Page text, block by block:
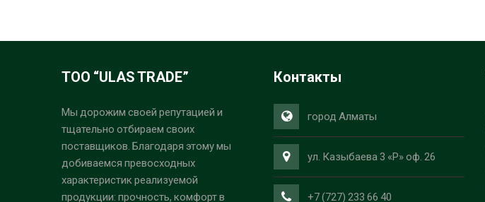
ТОО “ULAS TRADE”
Мы дорожим своей репутацией и
тщательно отбираем своих
поставщиков. Благодаря этому мы
добиваемся превосходных
характеристик реализуемой
продукции: прочность, комфорт в
Контакты
город Алматы
ул. Казыбаева 3 «Р» оф. 26
+7 (727) 233 66 40